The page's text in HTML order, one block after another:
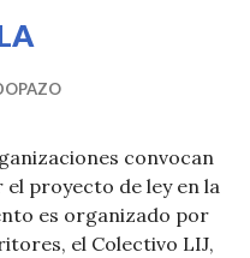
convocan
proyecto de ley en la
es organizado por
el Colectivo LIJ,